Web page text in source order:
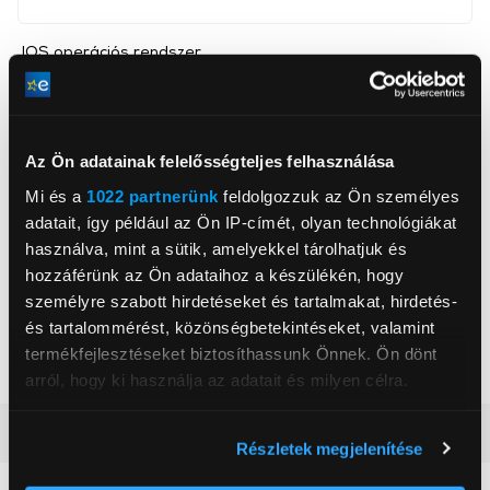
Az Ön adatainak felelősségteljes felhasználása
Mi és a 1022 partnerünk feldolgozzuk az Ön személyes
adatait, így például az Ön IP-címét, olyan technológiákat
használva, mint a sütik, amelyekkel tárolhatjuk és
hozzáférünk az Ön adataihoz a készülékén, hogy
személyre szabott hirdetéseket és tartalmakat, hirdetés-
és tartalommérést, közönségbetekintéseket, valamint
termékfejlesztéseket biztosíthassunk Önnek. Ön dönt
arról, hogy ki használja az adatait és milyen célra.
Részletek megjelenítése
IOS operációs rendszer
támogatás
Igen
Súly
30 g
Magasság
42 mm
Szélesség
36 mm
Mélység
9,7 mm